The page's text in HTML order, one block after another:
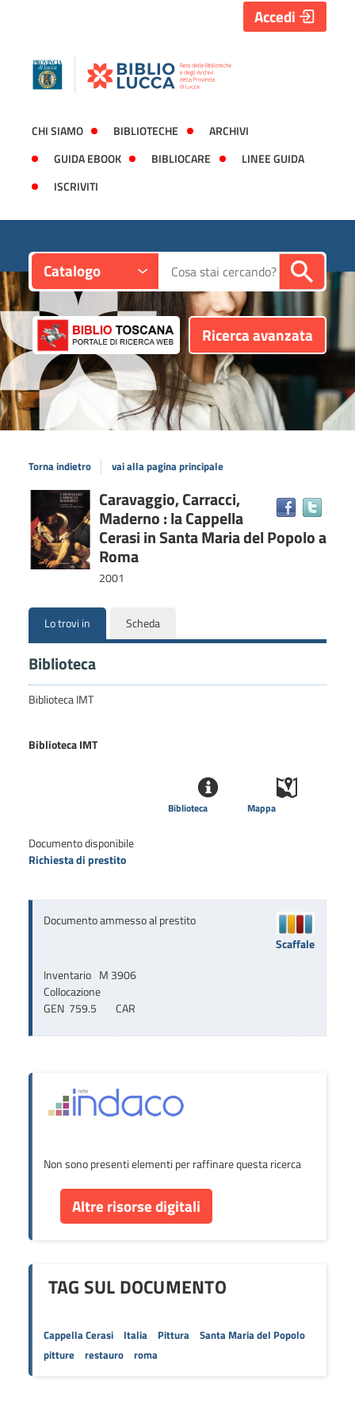
CHI SIAMO BIBLIOTECHE
ARCHIVI
GUIDA EBOOK
BIBLIOCARE
LINEE GUIDA
ISCRIVITI
Accedi
Catalogo Cerca su "Catalogo"
Ricerca avanzata
Torna indietro vai alla pagina principale
Dettaglio
del
documento
in
Caravaggio, Carracci,
Maderno : la Cappella
Cerasi in Santa Maria del Popolo a
Roma
2001
Lo trovi in Scheda
Biblioteca
Biblioteca IMT
Biblioteca IMT
Mappa
Biblioteca
Documento disponibile
Richiesta di prestito
Documento ammesso al prestito
Inventario M 3906
Collocazione
GEN  759.5        CAR
Scaffale
Non sono presenti elementi per raffinare questa ricerca
Altre risorse digitali
TAG SUL DOCUMENTO
Cappella Cerasi Italia Pittura
Santa Maria del Popolo
pitture
restauro roma